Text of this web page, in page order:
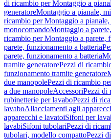
di ricambio per Montaggio a
generatoreMontaggio a pianale,
ricambio per Montaggio a pianale,
monocomandoMontaggio a
ricambio per Montaggio a parete,
parete, funzionamento a batteria
parete, funzionamento a batteria
tramite generatorePezzi di
funzionamento tramite generatore
due manopolePezzi di ricambio
a due manopoleAccessoriPezzi di
rubinetterie per lavaboPezzi di
lavaboAllacciamenti agli
apparecchi e lavatoiSifoni per
lavabiSifoni tubolariPezzi di
tubolari, modello compattoPezzi